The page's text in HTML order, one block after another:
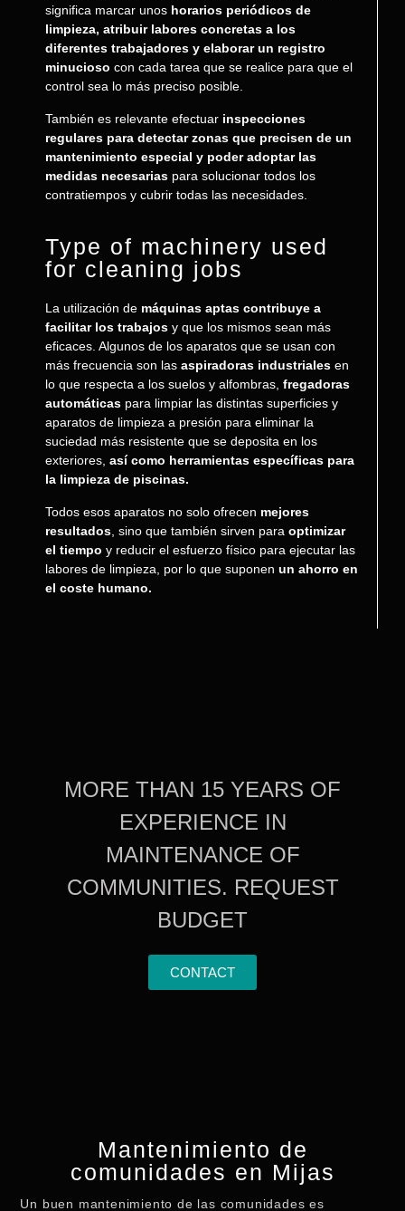
significa marcar unos horarios periódicos de
limpieza, atribuir labores concretas a los
diferentes trabajadores y elaborar un registro
minucioso con cada tarea que se realice para que el
control sea lo más preciso posible.
También es relevante efectuar inspecciones
regulares para detectar zonas que precisen de un
mantenimiento especial y poder adoptar las
medidas necesarias para solucionar todos los
contratiempos y cubrir todas las necesidades.
Type of machinery used
for cleaning jobs
La utilización de máquinas aptas contribuye a
facilitar los trabajos y que los mismos sean más
eficaces. Algunos de los aparatos que se usan con
más frecuencia son las aspiradoras industriales en
lo que respecta a los suelos y alfombras, fregadoras
automáticas para limpiar las distintas superficies y
aparatos de limpieza a presión para eliminar la
suciedad más resistente que se deposita en los
exteriores, así como herramientas específicas para
la limpieza de piscinas.
Todos esos aparatos no solo ofrecen mejores
resultados , sino que también sirven para optimizar
el tiempo y reducir el esfuerzo físico para ejecutar las
labores de limpieza, por lo que suponen un ahorro en
el coste humano.
MORE THAN 15 YEARS OF
EXPERIENCE IN
MAINTENANCE OF
COMMUNITIES. REQUEST
BUDGET
CONTACT
Mantenimiento de
comunidades en Mijas
Un buen mantenimiento de las comunidades es